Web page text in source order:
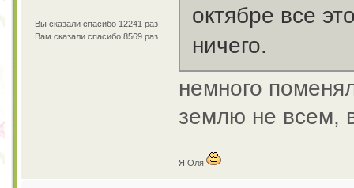
Вы сказали спасибо 12241 раз
Вам сказали спасибо 8569 раз
октябре все
ничего.
немного
землю не всем,
Я Оля